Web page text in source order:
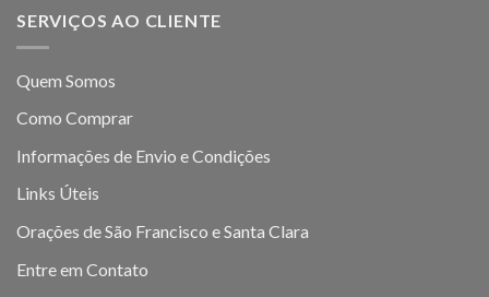
SERVIÇOS AO CLIENTE
Quem Somos
Como Comprar
Informações de Envio e Condições
Links Úteis
Orações de São Francisco e Santa Clara
Entre em Contato